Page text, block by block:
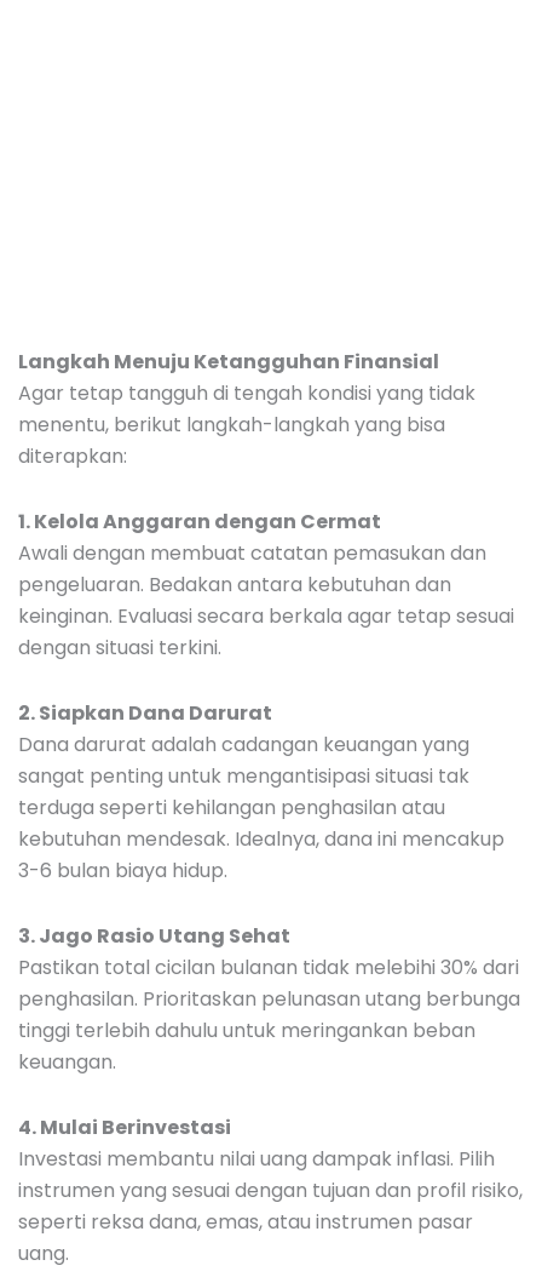
Langkah Menuju Ketangguhan Finansial
Agar tetap tangguh di tengah kondisi yang tidak
menentu, berikut langkah-langkah yang bisa
diterapkan:
1. Kelola Anggaran dengan Cermat
Awali dengan membuat catatan pemasukan dan
pengeluaran. Bedakan antara kebutuhan dan
keinginan. Evaluasi secara berkala agar tetap sesuai
dengan situasi terkini.
2. Siapkan Dana Darurat
Dana darurat adalah cadangan keuangan yang
sangat penting untuk mengantisipasi situasi tak
terduga seperti kehilangan penghasilan atau
kebutuhan mendesak. Idealnya, dana ini mencakup
3-6 bulan biaya hidup.
3. Jago Rasio Utang Sehat
Pastikan total cicilan bulanan tidak melebihi 30% dari
penghasilan. Prioritaskan pelunasan utang berbunga
tinggi terlebih dahulu untuk meringankan beban
keuangan.
4. Mulai Berinvestasi
Investasi membantu nilai uang dampak inflasi. Pilih
instrumen yang sesuai dengan tujuan dan profil risiko,
seperti reksa dana, emas, atau instrumen pasar
uang.